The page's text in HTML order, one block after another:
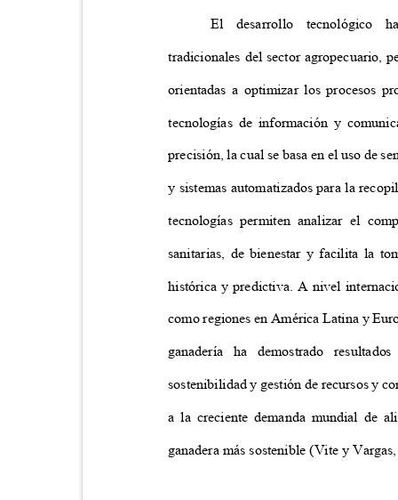
El desarrollo tecnológico
tradicionales del sector agropecuario,
orientadas a optimizar los procesos
tecnologías de información y
precisión, la cual se basa en el uso de
y sistemas automatizados para la
tecnologías permiten analizar el
sanitarias, de bienestar y facilita la
histórica y predictiva. A nivel
como regiones en América Latina y
ganadería ha demostrado
sostenibilidad y gestión de recursos y
a la creciente demanda mundial de
ganadera más sostenible (Vite y